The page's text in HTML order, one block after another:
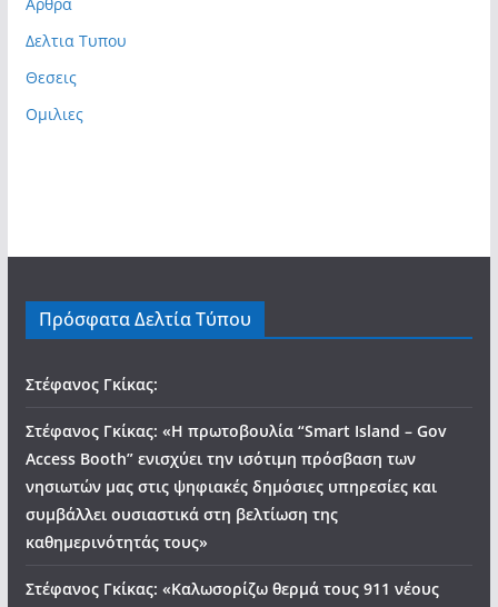
Δελτια Τυπου
Θεσεις
Ομιλιες
Πρόσφατα Δελτία Τύπου
Στέφανος Γκίκας:
Στέφανος Γκίκας: «Η πρωτοβουλία “Smart Island – Gov
Access Booth” ενισχύει την ισότιμη πρόσβαση των
νησιωτών μας στις ψηφιακές δημόσιες υπηρεσίες και
συμβάλλει ουσιαστικά στη βελτίωση της
καθημερινότητάς τους»
Στέφανος Γκίκας: «Καλωσορίζω θερμά τους 911 νέους